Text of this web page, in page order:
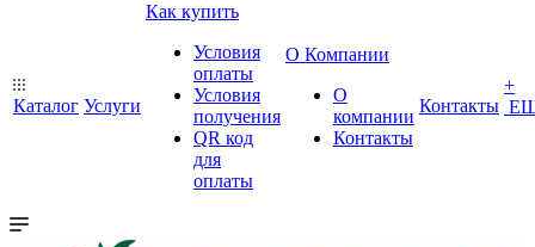
Каталог Услуги
Как купить
Условия
оплаты
Условия
получения
QR код
для
оплаты
О Компании
О
компании
Контакты
Контакты
+